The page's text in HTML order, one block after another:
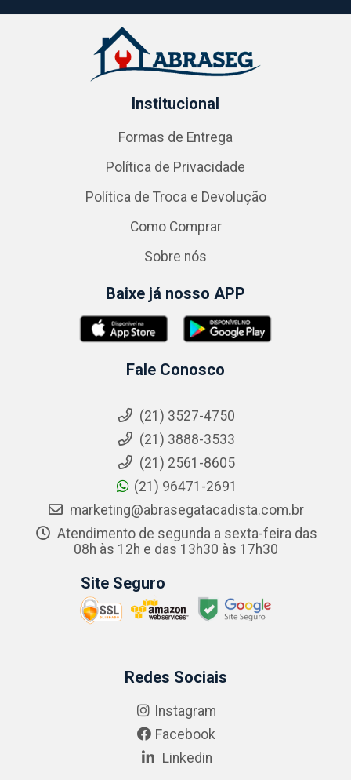
Institucional
Formas de Entrega
Política de Privacidade
Política de Troca e Devolução
Como Comprar
Sobre nós
Baixe já nosso APP
Fale Conosco
(21) 3527-4750
(21) 3888-3533
(21) 2561-8605
(21) 96471-2691
marketing@abrasegatacadista.com.br
Atendimento de segunda a sexta-feira das
08h às 12h e das 13h30 às 17h30
Site Seguro
Redes Sociais
Instagram
Facebook
Linkedin